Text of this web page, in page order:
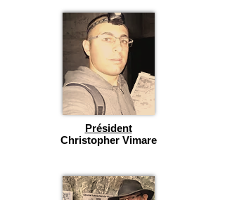
Président
Christopher Vimare